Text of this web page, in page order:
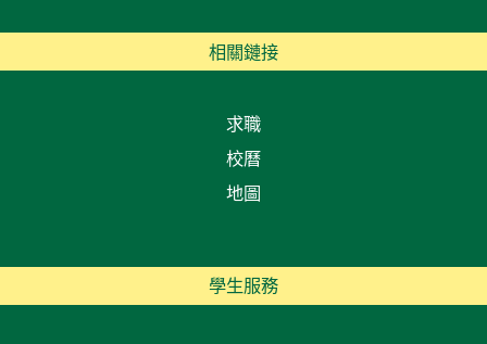
相關鏈接
求職
校曆
地圖
學生服務